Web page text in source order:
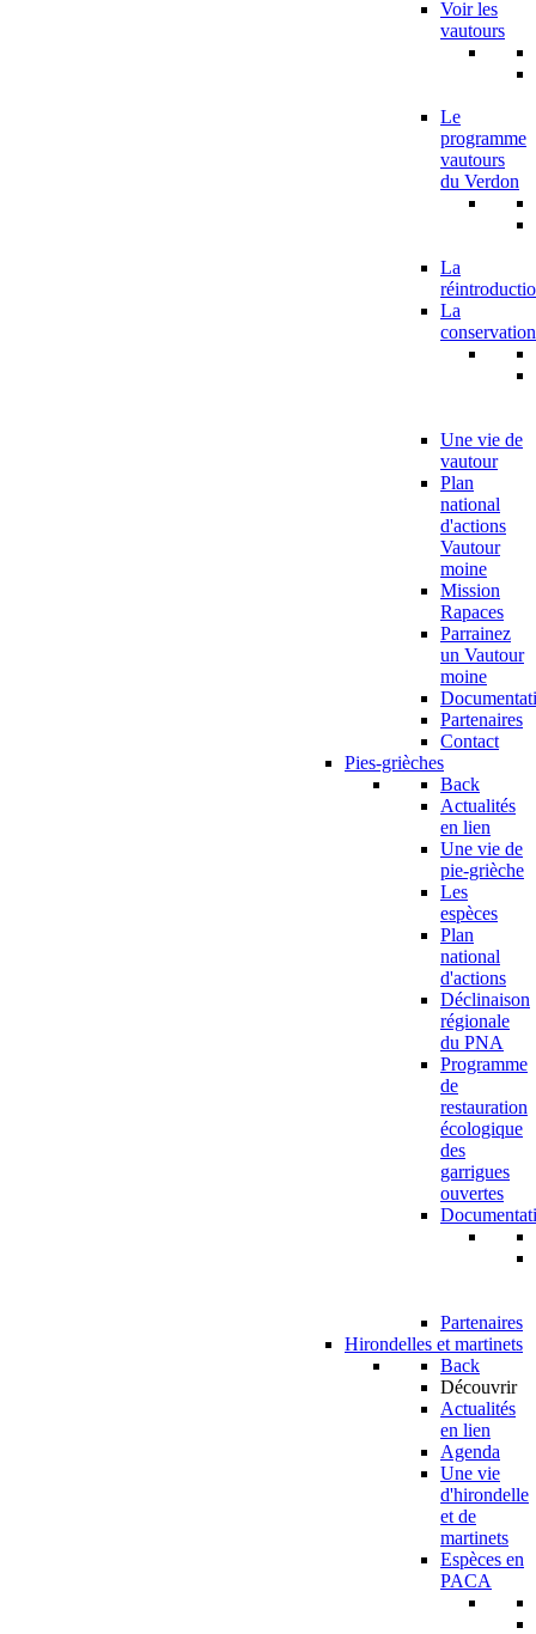
Voir les
vautours
Le
programme
vautours
du Verdon
La
La
conservation
Une vie de
vautour
Plan
national
d'actions
Vautour
moine
Mission
Rapaces
Parrainez
un Vautour
moine
Partenaires
Contact
Pies-grièches
Back
Actualités
en lien
Une vie de
pie-grièche
Les
espèces
Plan
national
d'actions
Déclinaison
régionale
du PNA
Programme
de
restauration
écologique
des
garrigues
ouvertes
Partenaires
Hirondelles et martinets
Back
Découvrir
Actualités
en lien
Agenda
Une vie
d'hirondelle
et de
martinets
Espèces en
PACA